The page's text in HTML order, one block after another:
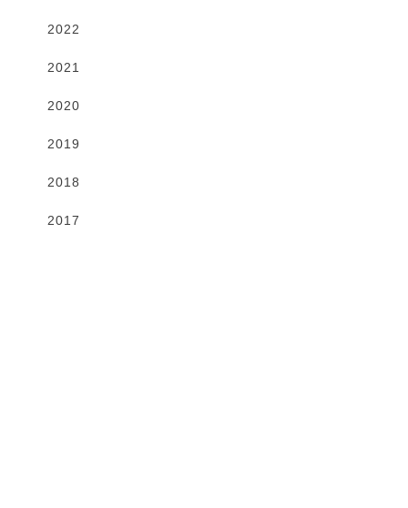
2022
2021
2020
2019
2018
2017